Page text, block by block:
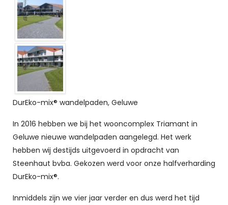
DurEko-mix® wandelpaden, Geluwe
In 2016 hebben we bij het wooncomplex Triamant in
Geluwe nieuwe wandelpaden aangelegd. Het werk
hebben wij destijds uitgevoerd in opdracht van
Steenhaut bvba. Gekozen werd voor onze halfverharding
DurEko-mix®.
Inmiddels zijn we vier jaar verder en dus werd het tijd